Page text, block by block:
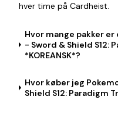
hver time på Cardheist.
Hvor mange pakker
- Sword & Shield S12:
*KOREANSK*?
Hvor køber jeg
Shield S12: Paradigm